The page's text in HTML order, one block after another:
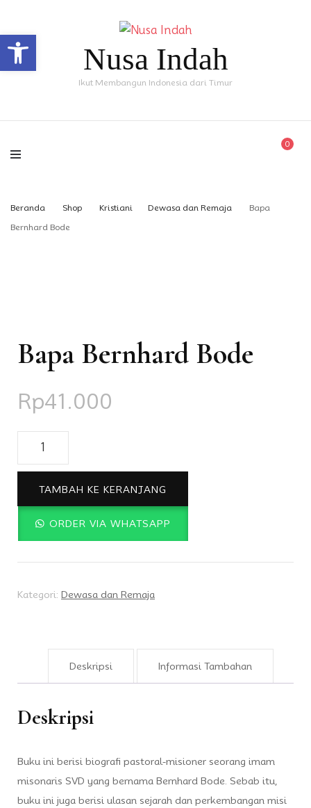
Nusa Indah
Ikut Membangun Indonesia dari Timur
0
Beranda Shop Kristiani Dewasa dan Remaja
Bapa
Bernhard Bode
Bapa Bernhard Bode
Rp41.000
Kuantitas
TAMBAH KE KERANJANG
ORDER VIA WHATSAPP
Kategori: Dewasa dan Remaja
Deskripsi Informasi Tambahan
Deskripsi
Buku ini berisi biografi pastoral-misioner seorang imam
misonaris SVD yang bernama Bernhard Bode. Sebab itu,
buku ini juga berisi ulasan sejarah dan perkembangan misi
Open toolbar